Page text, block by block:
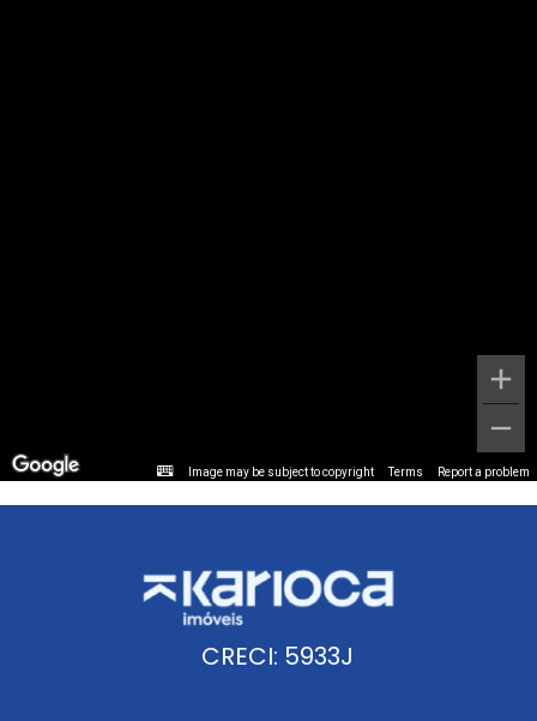
Image may be subject to copyright Terms Report a problem
CRECI: 5933J